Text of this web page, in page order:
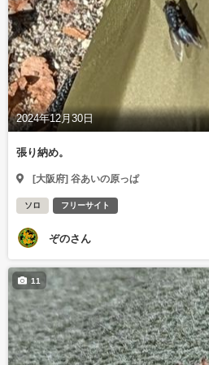
2024年12月30日
張り納め。
[大阪府] 谷あいの原っぱ
ソロ フリーサイト
ぞのさん
11